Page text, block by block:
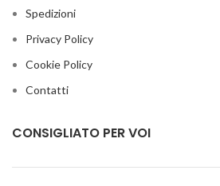
Spedizioni
Privacy Policy
Cookie Policy
Contatti
CONSIGLIATO PER VOI